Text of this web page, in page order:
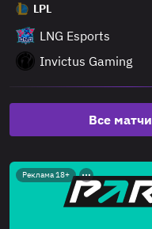
LPL
LNG Esports
Invictus Gaming
Все матчи
Реклама 18+